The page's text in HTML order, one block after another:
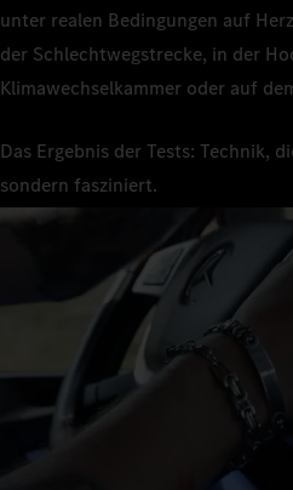
unter realen Bedingungen auf
der Schlechtwegstrecke, in der
Klimawechselkammer oder auf
Das Ergebnis der Tests: Technik,
sondern fasziniert.